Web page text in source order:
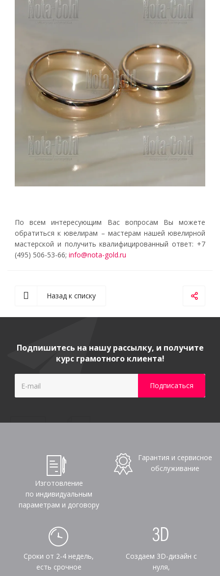
По всем интересующим Вас вопросам Вы можете
обратиться к ювелирам – мастерам нашей ювелирной
мастерской и получить квалифицированный ответ: +7
(495) 506-53-66; info@nota-gold.ru
Назад к списку
Подпишитесь на нашу рассылку, и получите
курс грамотного клиента!
Изготовление
по индивидуальным
параметрам и договору
Гарантия и сервисное
обслуживание
Сроки от 2-4 недель,
есть срочное
Создаем 3D-дизайн с
нуля,